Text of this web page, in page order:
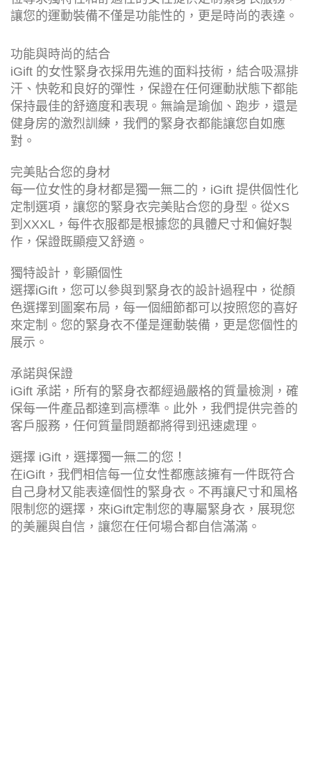
讓您的運動裝備不僅是功能性的，更是時尚的表達。
功能與時尚的結合
iGift 的女性緊身衣採用先進的面料技術，結合吸濕排
汗、快乾和良好的彈性，保證在任何運動狀態下都能
保持最佳的舒適度和表現。無論是瑜伽、跑步，還是
健身房的激烈訓練，我們的緊身衣都能讓您自如應
對。
完美貼合您的身材
每一位女性的身材都是獨一無二的，iGift 提供個性化
定制選項，讓您的緊身衣完美貼合您的身型。從XS
到XXXL，每件衣服都是根據您的具體尺寸和偏好製
作，保證既顯瘦又舒適。
獨特設計，彰顯個性
選擇iGift，您可以參與到緊身衣的設計過程中，從顏
色選擇到圖案布局，每一個細節都可以按照您的喜好
來定制。您的緊身衣不僅是運動裝備，更是您個性的
展示。
承諾與保證
iGift 承諾，所有的緊身衣都經過嚴格的質量檢測，確
保每一件產品都達到高標準。此外，我們提供完善的
客戶服務，任何質量問題都將得到迅速處理。
選擇 iGift，選擇獨一無二的您！
在iGift，我們相信每一位女性都應該擁有一件既符合
自己身材又能表達個性的緊身衣。不再讓尺寸和風格
限制您的選擇，來iGift定制您的專屬緊身衣，展現您
的美麗與自信，讓您在任何場合都自信滿滿。